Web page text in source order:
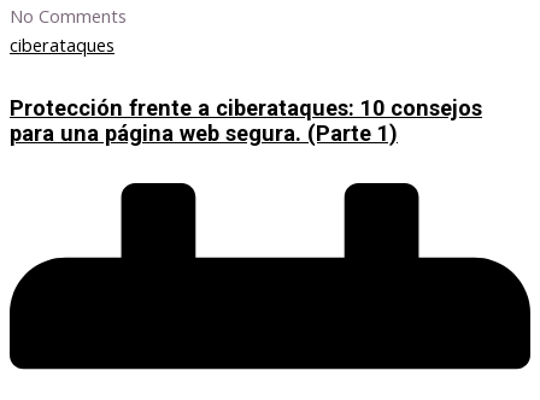
No Comments
ciberataques
Protección frente a ciberataques: 10 consejos
para una página web segura. (Parte 1)